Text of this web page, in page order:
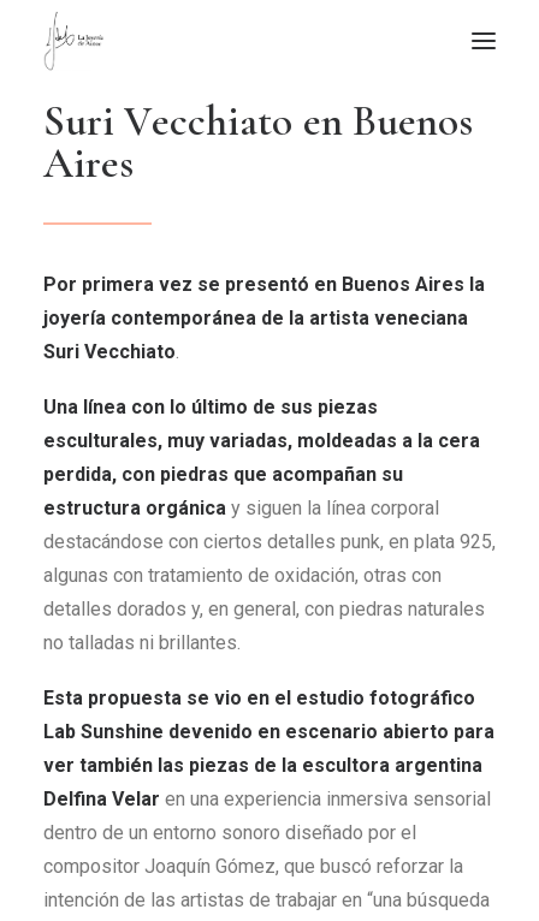
NOTICIAS DE JOYERÍA CONTEMPORÁNEA
NOVEDADES
QUIÉN SOY
Suri Vecchiato en Buenos
Aires
Por primera vez se presentó en Buenos Aires la
joyería contemporánea de la artista veneciana
Suri Vecchiato.
Una línea con lo último de sus piezas
esculturales, muy variadas, moldeadas a la cera
perdida, con piedras que acompañan su
estructura orgánica y siguen la línea corporal
destacándose con ciertos detalles punk, en plata 925,
algunas con tratamiento de oxidación, otras con
detalles dorados y, en general, con piedras naturales
no talladas ni brillantes.
Esta propuesta se vio en el estudio fotográfico
Lab Sunshine devenido en escenario abierto para
ver también las piezas de la escultora argentina
Delfina Velar en una experiencia inmersiva sensorial
dentro de un entorno sonoro diseñado por el
compositor Joaquín Gómez, que buscó reforzar la
intención de las artistas de trabajar en “una búsqueda